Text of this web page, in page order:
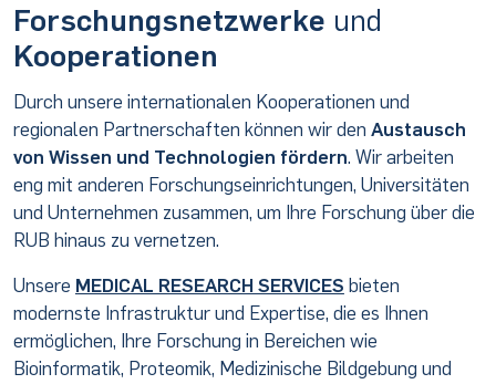
Forschungsnetzwerke und
Kooperationen
Durch unsere internationalen Kooperationen und
regionalen Partnerschaften können wir den Austausch
von Wissen und Technologien fördern. Wir arbeiten
eng mit anderen Forschungseinrichtungen, Universitäten
und Unternehmen zusammen, um Ihre Forschung über die
RUB hinaus zu vernetzen.
Unsere MEDICAL RESEARCH SERVICES bieten
modernste Infrastruktur und Expertise, die es Ihnen
ermöglichen, Ihre Forschung in Bereichen wie
Bioinformatik, Proteomik, Medizinische Bildgebung und